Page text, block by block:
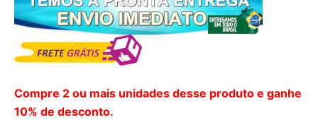
Compre 2 ou mais unidades desse produto e ganhe
10% de desconto.